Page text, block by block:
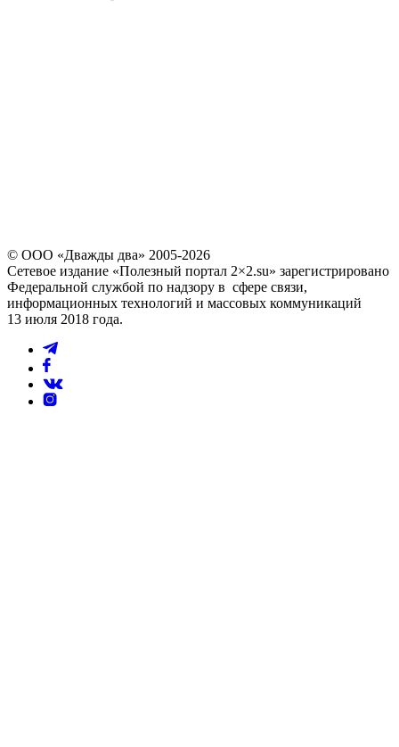
© ООО «Дважды два» 2005-2026
Сетевое издание «Полезный портал 2×2.su» зарегистрировано
Федеральной службой по надзору в сфере связи,
информационных технологий и массовых коммуникаций
13 июля 2018 года.